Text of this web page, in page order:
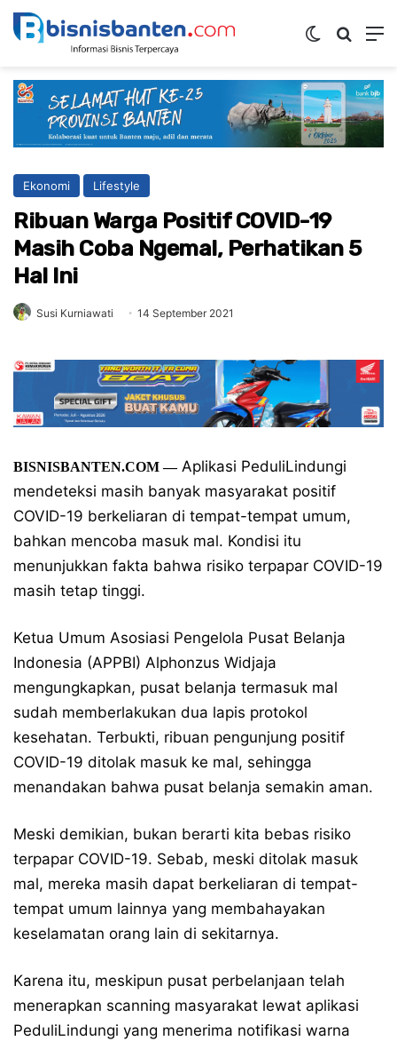
Switch skin
Ekonomi Lifestyle
Ribuan Warga Positif COVID-19
Masih Coba Ngemal, Perhatikan 5
Hal Ini
Susi Kurniawati 14 September 2021
BISNISBANTEN.COM —Aplikasi PeduliLindungi
mendeteksi masih banyak masyarakat positif
COVID-19 berkeliaran di tempat-tempat umum,
bahkan mencoba masuk mal. Kondisi itu
menunjukkan fakta bahwa risiko terpapar COVID-19
masih tetap tinggi.
Ketua Umum Asosiasi Pengelola Pusat Belanja
Indonesia (APPBI) Alphonzus Widjaja
mengungkapkan, pusat belanja termasuk mal
sudah memberlakukan dua lapis protokol
kesehatan. Terbukti, ribuan pengunjung positif
COVID-19 ditolak masuk ke mal, sehingga
menandakan bahwa pusat belanja semakin aman.
Meski demikian, bukan berarti kita bebas risiko
terpapar COVID-19. Sebab, meski ditolak masuk
mal, mereka masih dapat berkeliaran di tempat-
tempat umum lainnya yang membahayakan
keselamatan orang lain di sekitarnya.
Karena itu, meskipun pusat perbelanjaan telah
menerapkan scanning masyarakat lewat aplikasi
PeduliLindungi yang menerima notifikasi warna